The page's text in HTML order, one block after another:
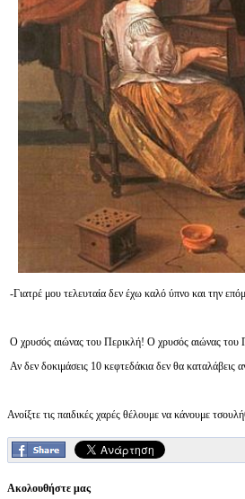
-Γιατρέ μου τελευταία δεν έχω καλό ύπνο και την
Ο χρυσός αιώνας του Περικλή! Ο χρυσός αιώνας του
Αν δεν δοκιμάσεις 10 κεφτεδάκια δεν θα καταλάβεις
Ανοίξτε τις παιδικές χαρές θέλουμε να κάνουμε
Ακολουθήστε μας